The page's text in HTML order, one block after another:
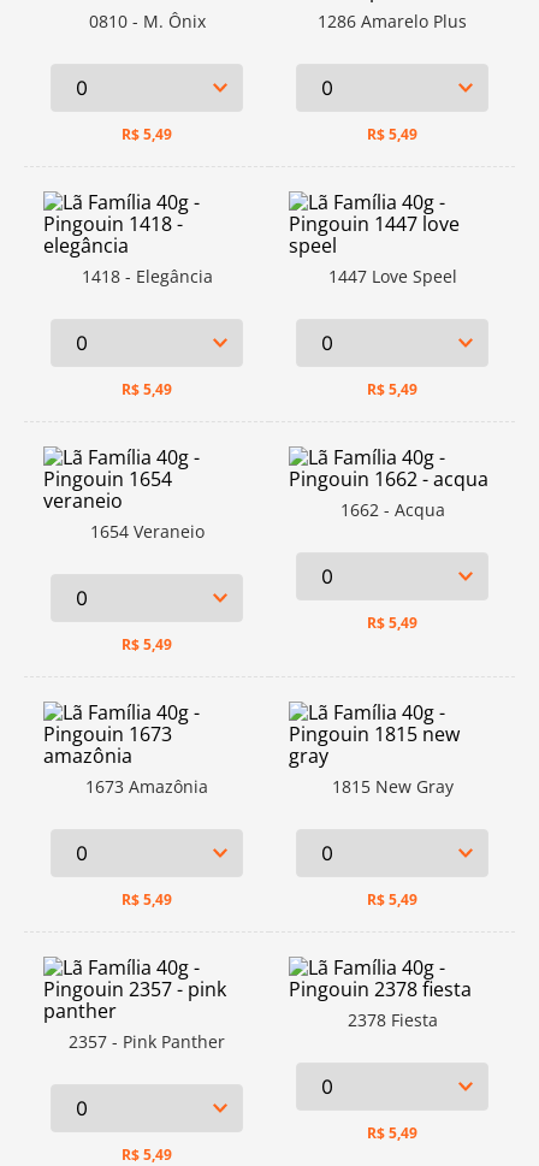
0810 - M. Ônix
R$5,49
1286 Amarelo Plus
R$5,49
1418 - Elegância
R$5,49
1447 Love Speel
R$5,49
1654 Veraneio
R$5,49
1662 - Acqua
R$5,49
1673 Amazônia
R$5,49
1815 New Gray
R$5,49
2357 - Pink Panther
R$5,49
2378 Fiesta
R$5,49